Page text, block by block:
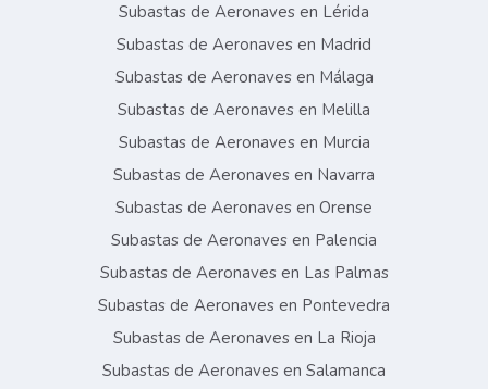
Subastas de Aeronaves en Lérida
Subastas de Aeronaves en Madrid
Subastas de Aeronaves en Málaga
Subastas de Aeronaves en Melilla
Subastas de Aeronaves en Murcia
Subastas de Aeronaves en Navarra
Subastas de Aeronaves en Orense
Subastas de Aeronaves en Palencia
Subastas de Aeronaves en Las Palmas
Subastas de Aeronaves en Pontevedra
Subastas de Aeronaves en La Rioja
Subastas de Aeronaves en Salamanca